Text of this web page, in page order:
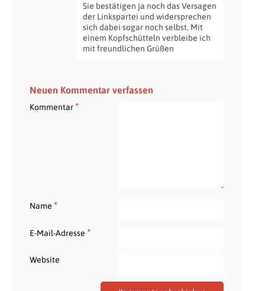
Sie bestätigen ja noch das Versagen
der Linkspartei und widersprechen
sich dabei sogar noch selbst. Mit
einem Kopfschütteln verbleibe ich
mit freundlichen Grüßen
Neuen Kommentar verfassen
Kommentar*
Name *
E-Mail-Adresse *
Website